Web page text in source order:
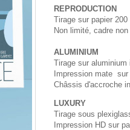
REPRODUCTION
Tirage sur papier
Non limité, cadre
ALUMINIUM
Tirage sur
Impression mate sur
Châssis d'accroche
LUXURY
Tirage sous
Impression HD sur